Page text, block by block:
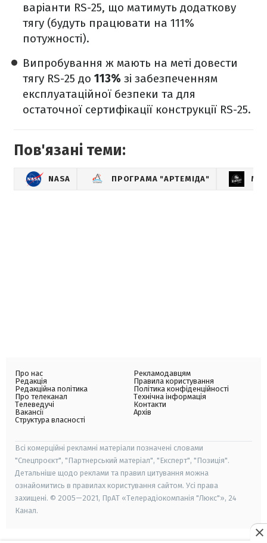
варіанти RS-25, що матимуть додаткову
тягу (будуть працювати на 111%
потужності).
Випробування ж мають на меті довести
тягу RS-25 до 113% зі забезпеченням
експлуатаційної безпеки та для
остаточної сертифікації конструкції RS-25.
Пов'язані теми:
NASA ПРОГРАМА "АРТЕМІДА"
Про нас
Редакція
Редакційна політика
Про телеканал
Телеведучі
Вакансії
Структура власності
Рекламодавцям
Правила користування
Політика конфіденційності
Технічна інформація
Контакти
Архів
Всі комерційні рекламні матеріали позначені словами
"Спецпроєкт", "Партнерський матеріал", "Експерт", "Позиція".
Детальніше щодо реклами та правил цитування можна
ознайомитись в правилах користування сайтом. Усі права
захищені. © 2005—2021, ПрАТ «Телерадіокомпанія "Люкс"», 24
Канал.